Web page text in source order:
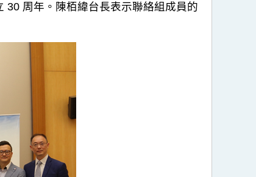
30 周年。陳栢緯台長表示聯絡組成員的